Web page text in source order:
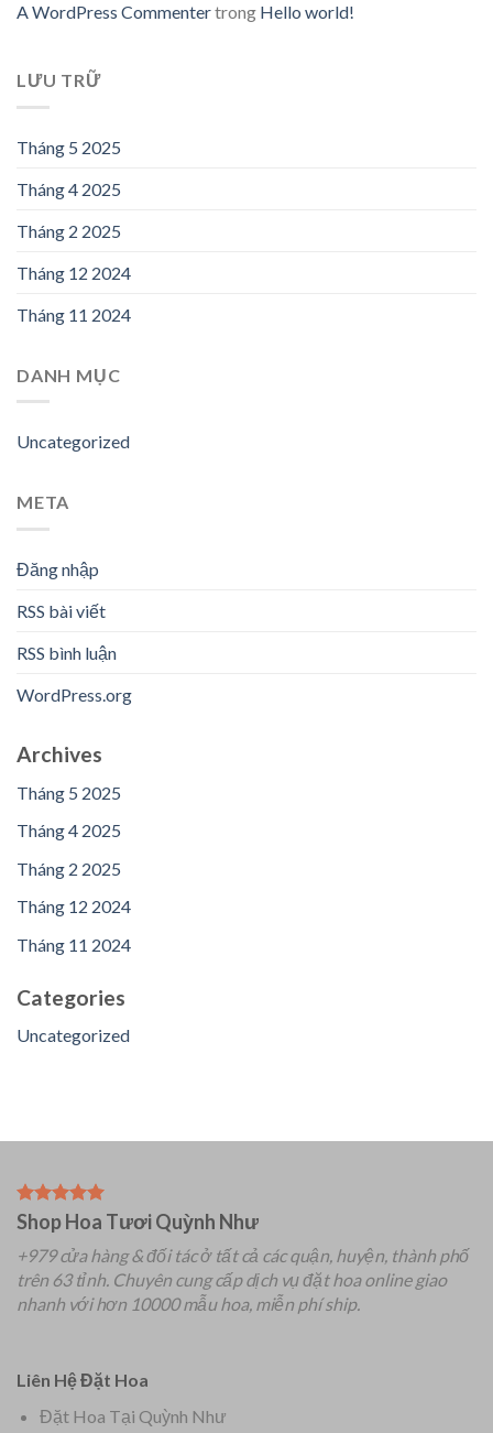
A WordPress Commentertrong Hello world!
LƯU TRỮ
Tháng 5 2025
Tháng 4 2025
Tháng 2 2025
Tháng 12 2024
Tháng 11 2024
DANH MỤC
Uncategorized
META
Đăng nhập
RSS bài viết
RSS bình luận
WordPress.org
Archives
Tháng 5 2025
Tháng 4 2025
Tháng 2 2025
Tháng 12 2024
Tháng 11 2024
Categories
Uncategorized
Shop Hoa Tươi Quỳnh Như
+979 cửa hàng & đối tác ở tất cả các quận, huyện, thành phố
trên 63 tỉnh. Chuyên cung cấp dịch vụ đặt hoa online giao
nhanh với hơn 10000 mẫu hoa, miễn phí ship.
Liên Hệ Đặt Hoa
Đặt Hoa Tại Quỳnh Như